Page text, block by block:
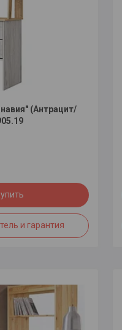
(Антрацит/
и гарантия